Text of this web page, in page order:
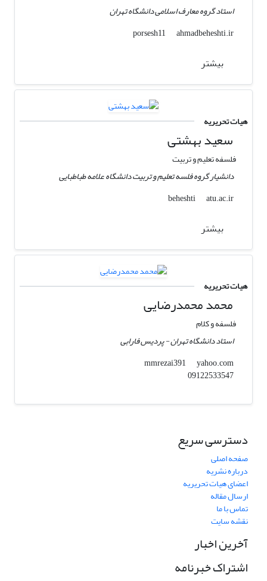
استاد گروه معارف اسلامی دانشگاه تهران
porsesh11
ahmadbeheshti.ir
بیشتر
هیات تحریریه
سعید بهشتی
فلسفه تعلیم و تربیت
دانشیار گروه فلسه تعلیم و تربیت دانشگاه علامه طباطبایی
beheshti
atu.ac.ir
بیشتر
هیات تحریریه
محمد محمدرضایی
فلسفه و کلام
استاد دانشگاه تهران - پردیس فارابی
mmrezai391
yahoo.com
09122533547
دسترسی سریع
صفحه اصلی
درباره نشریه
اعضای هیات تحریریه
ارسال مقاله
تماس با ما
نقشه سایت
آخرین اخبار
اشتراک خبرنامه